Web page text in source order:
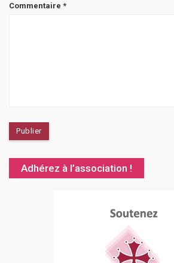
Commentaire *
Adhérez à l’association !